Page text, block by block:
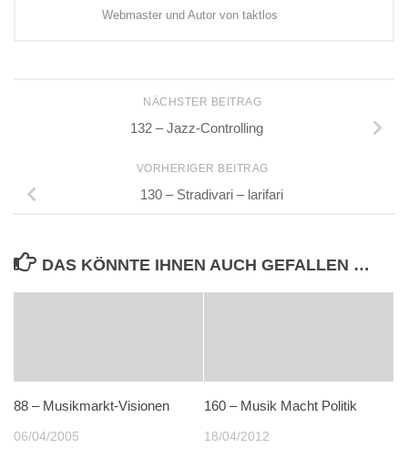
Webmaster und Autor von taktlos
NÄCHSTER BEITRAG
132 – Jazz-Controlling
VORHERIGER BEITRAG
130 – Stradivari – larifari
DAS KÖNNTE IHNEN AUCH GEFALLEN …
88 – Musikmarkt-Visionen
06/04/2005
160 – Musik Macht Politik
18/04/2012